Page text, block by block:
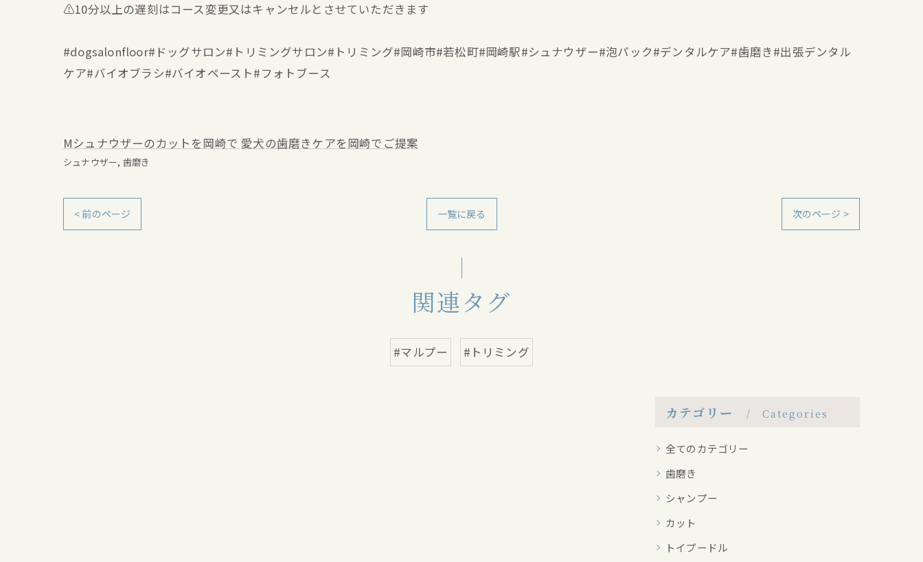
⚠️10分以上の遅刻はコース変更又はキャンセルとさせていただきます
#dogsalonfloor#ドッグサロン#トリミングサロン#トリミング#岡崎市#若松町#岡崎駅#シュナウザー#泡パック#デンタルケア#歯磨き#出張デンタル
ケア#バイオブラシ#バイオペースト#フォトブース
Mシュナウザーのカットを岡崎で 愛犬の歯磨きケアを岡崎でご提案
シュナウザー 歯磨き
< 前のページ 一覧に戻る 次のページ >
関連タグ
#マルプー #トリミング
カテゴリー Categories
全てのカテゴリー
歯磨き
シャンプー
カット
トイプードル